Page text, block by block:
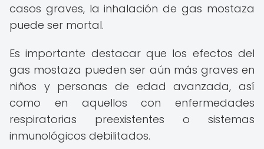
casos graves, la inhalación de gas mostaza
puede ser mortal.
Es importante destacar que los efectos del
gas mostaza pueden ser aún más graves en
niños y personas de edad avanzada, así
como en aquellos con enfermedades
respiratorias preexistentes o sistemas
inmunológicos debilitados.